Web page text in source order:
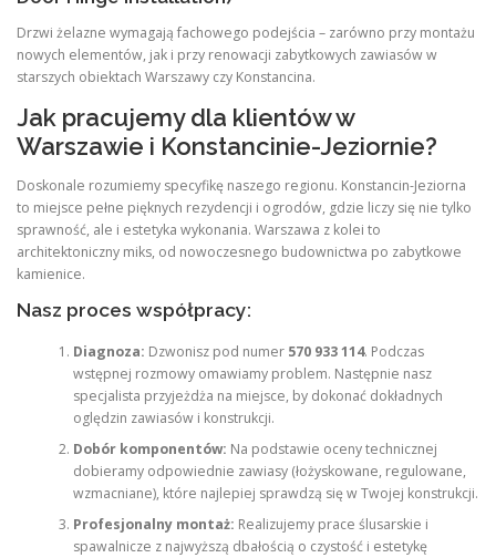
Drzwi żelazne wymagają fachowego podejścia – zarówno przy montażu
nowych elementów, jak i przy renowacji zabytkowych zawiasów w
starszych obiektach Warszawy czy Konstancina.
Jak pracujemy dla klientów w
Warszawie i Konstancinie-Jeziornie?
Doskonale rozumiemy specyfikę naszego regionu. Konstancin-Jeziorna
to miejsce pełne pięknych rezydencji i ogrodów, gdzie liczy się nie tylko
sprawność, ale i estetyka wykonania. Warszawa z kolei to
architektoniczny miks, od nowoczesnego budownictwa po zabytkowe
kamienice.
Nasz proces współpracy:
Diagnoza: Dzwonisz pod numer 570 933 114. Podczas
wstępnej rozmowy omawiamy problem. Następnie nasz
specjalista przyjeżdża na miejsce, by dokonać dokładnych
oględzin zawiasów i konstrukcji.
Dobór komponentów: Na podstawie oceny technicznej
dobieramy odpowiednie zawiasy (łożyskowane, regulowane,
wzmacniane), które najlepiej sprawdzą się w Twojej konstrukcji.
Profesjonalny montaż: Realizujemy prace ślusarskie i
spawalnicze z najwyższą dbałością o czystość i estetykę